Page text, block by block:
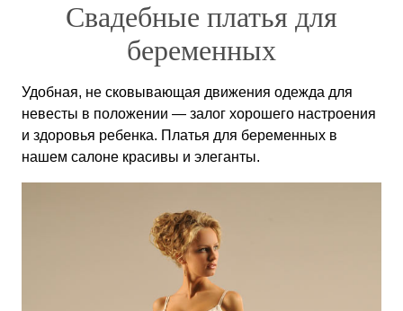
Свадебные платья для
беременных
Удобная, не сковывающая движения одежда для
невесты в положении — залог хорошего настроения
и здоровья ребенка. Платья для беременных в
нашем салоне красивы и элеганты.